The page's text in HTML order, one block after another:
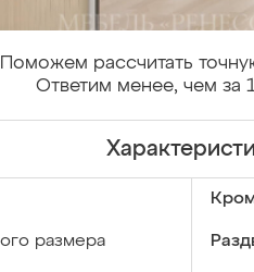
Поможем рассчитать
Ответим менее, чем за
размера